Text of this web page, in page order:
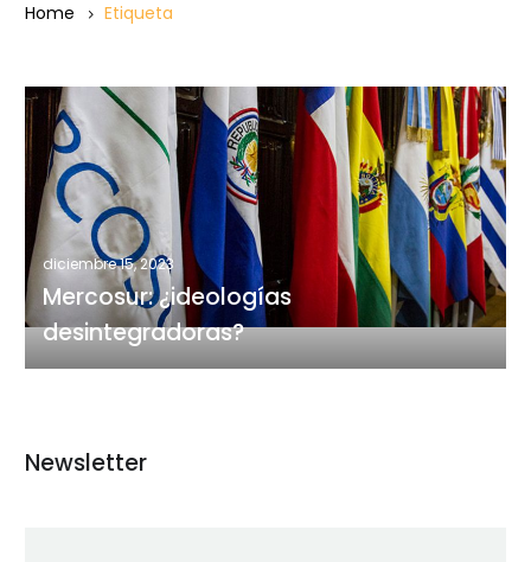
Home Etiqueta
Mercosur:
¿ideologías
desintegradoras?
diciembre 15, 2023
Mercosur: ¿ideologías
desintegradoras?
Newsletter